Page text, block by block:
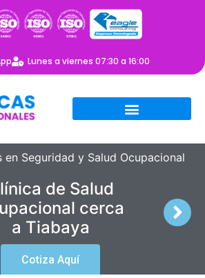
Lunes a viernes 07:30 a 16:00
Seguridad y Salud Ocupacional
de Salud
cerca
a Tiabaya
Cotiza Aquí